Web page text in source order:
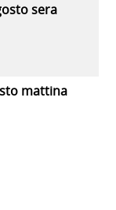
sera
mattina